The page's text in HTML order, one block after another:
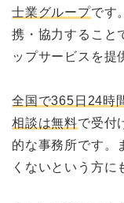
士業グループです
携・協力すること
ップサービスを提
全国で365日24時
相談は無料で受付
的な事務所です。
くないという方に